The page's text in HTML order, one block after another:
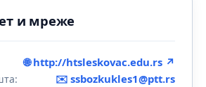
и мреже
🌐 http://htsleskovac.edu.rs ↗
✉️ ssbozkukles1@ptt.rs